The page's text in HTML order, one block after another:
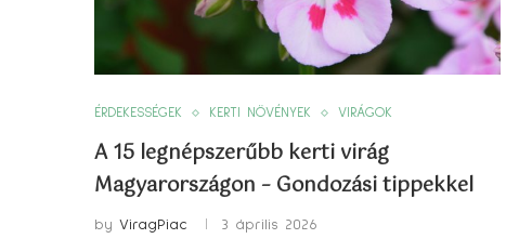
ÉRDEKESSÉGEK KERTI NÖVÉNYEK VIRÁGOK
A 15 legnépszerűbb kerti virág
Magyarországon – Gondozási tippekkel
by ViragPiac 3 április 2026